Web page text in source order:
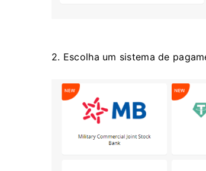
2. Escolha um sistema de